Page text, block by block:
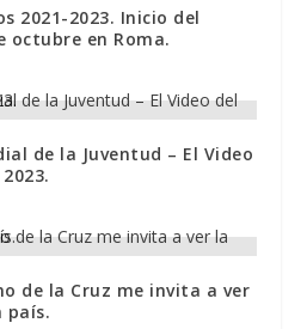
2021-2023. Inicio del
octubre en Roma.
de la Juventud – El Video
de la Cruz me invita a ver
país.